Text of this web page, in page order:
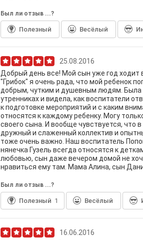
Был ли отзыв ...?
Полезный Весёлый
25.08.2016
Добрый день все! Мой сын уже год ходит
"Грибок" я очень рада, что мой ребенок
добрым, чутким и душевным людям. Была
утренниках и видела, как воспитатели
к подготовке мероприятий и с каким
относятся к каждому ребенку. Могу
своего сына. И вообще чувствуется, что
дружный и слаженный коллектив и
тоже очень важно. Наш воспитатель
нянечка Гузель всегда относятся к
любовью, сын даже вечером домой не
нравиться ему там. Мама Алина, сын
Был ли отзыв ...?
Полезный 1 Весёлый
16.06.2016